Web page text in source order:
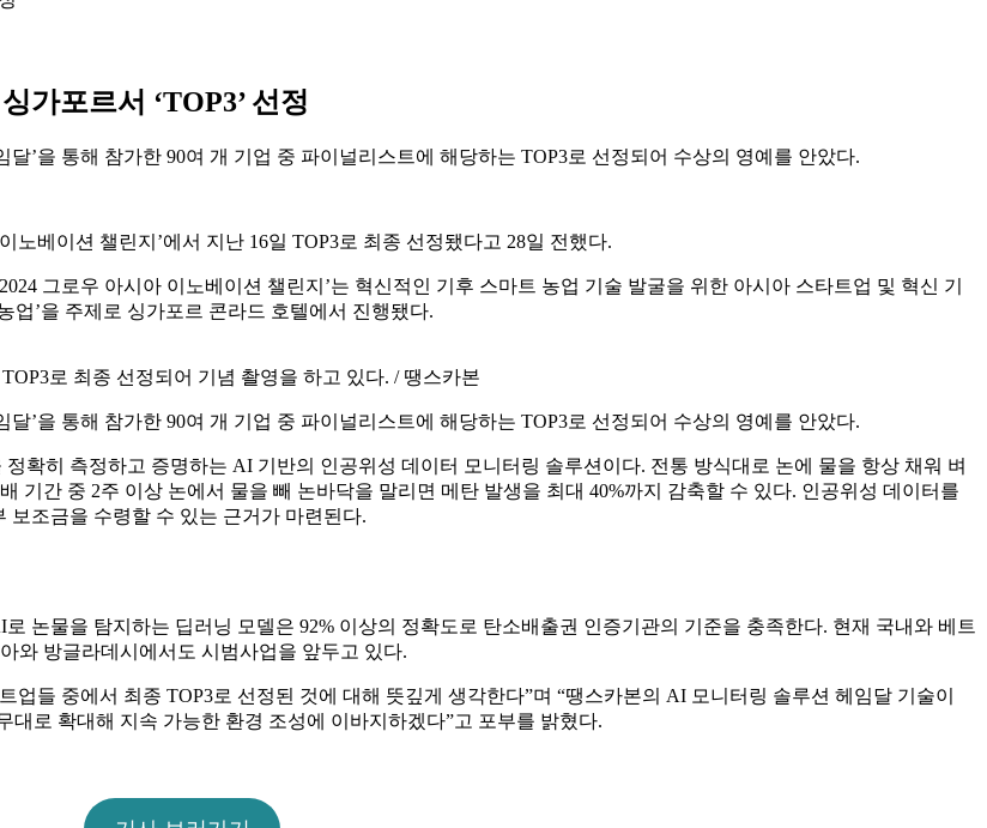
가포르서 ‘TOP3’ 선정
’을 통해 참가한 90여 개 기업 중 파이널리스트에 해당하는 TOP3로 선정되어 수상의 영예를 안았다.
노베이션 챌린지’에서 지난 16일 TOP3로 최종 선정됐다고 28일 전했다.
그로우 아시아 이노베이션 챌린지’는 혁신적인 기후 스마트 농업 기술 발굴을 위한 아시아 스타트업 및 혁신 기
업’을 주제로 싱가포르 콘라드 호텔에서 진행됐다.
로 최종 선정되어 기념 촬영을 하고 있다. / 땡스카본
’을 통해 참가한 90여 개 기업 중 파이널리스트에 해당하는 TOP3로 선정되어 수상의 영예를 안았다.
확히 측정하고 증명하는 AI 기반의 인공위성 데이터 모니터링 솔루션이다. 전통 방식대로 논에 물을 항상 채워 벼
기간 중 2주 이상 논에서 물을 빼 논바닥을 말리면 메탄 발생을 최대 40%까지 감축할 수 있다. 인공위성 데이터를
보조금을 수령할 수 있는 근거가 마련된다.
논물을 탐지하는 딥러닝 모델은 92% 이상의 정확도로 탄소배출권 인증기관의 기준을 충족한다. 현재 국내와 베트
와 방글라데시에서도 시범사업을 앞두고 있다.
들 중에서 최종 TOP3로 선정된 것에 대해 뜻깊게 생각한다”며 “땡스카본의 AI 모니터링 솔루션 헤임달 기술이
로 확대해 지속 가능한 환경 조성에 이바지하겠다”고 포부를 밝혔다.